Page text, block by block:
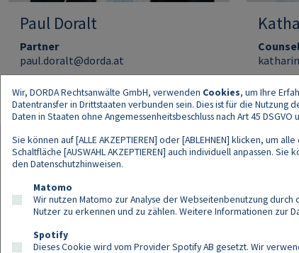
Paul Doralt
Partner
paul.doralt@dorda.at
Wir, DORDA Rechtsanwälte GmbH, verwenden Cookies, um Ihre
Datentransfer in Drittstaaten verbunden sein. Dies ist für die
Daten in Staaten ohne Angemessenheitsbeschluss nach Art 45
Sie können auf [ALLE AKZEPTIEREN] oder [ABLEHNEN] klicken,
Schaltfläche [AUSWAHL AKZEPTIEREN] auch individuell anpassen.
den Datenschutzhinweisen.
Matomo
Wir nutzen Matomo zur Analyse der Webseitenbenutzung
Nutzer zu erkennen und zu zählen. Weitere Informationen zur
Spotify
Dieses Cookie wird vom Provider Spotify AB gesetzt. Wir